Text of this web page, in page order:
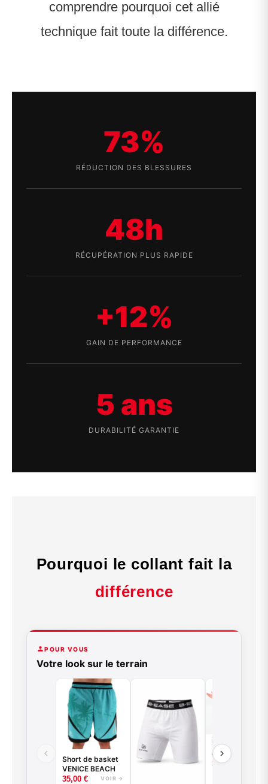
comprendre pourquoi cet allié
technique fait toute la différence.
73%
RÉDUCTION DES BLESSURES
48h
RÉCUPÉRATION PLUS RAPIDE
+12%
GAIN DE PERFORMANCE
5 ans
DURABILITÉ GARANTIE
Pourquoi le collant fait la
différence
POUR VOUS
Votre look sur le terrain
Short de basket
VENICE BEACH
35,00 € VOIR →
T-shirt
compression à
manches
35,00